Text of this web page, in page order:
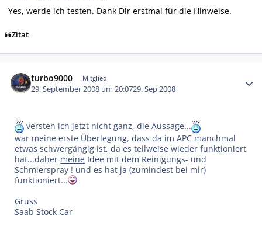
Yes, werde ich testen. Dank Dir erstmal für die Hinweise.
Zitat
turbo9000 Mitglied
29. September 2008 um 20:0729. Sep 2008
versteh ich jetzt nicht ganz, die Aussage...
war meine erste Überlegung, dass da im APC manchmal
etwas schwergängig ist, da es teilweise wieder funktioniert
hat...daher meine Idee mit dem Reinigungs- und
Schmierspray ! und es hat ja (zumindest bei mir)
funktioniert...
Gruss
Saab Stock Car